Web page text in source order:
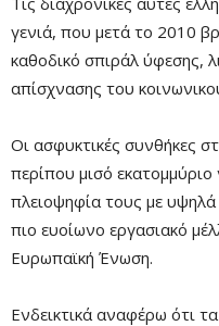
γενιά, που μετά το 2010
καθοδικό σπιράλ ύφεσης,
απίσχνασης του
Οι ασφυκτικές συνθήκες
περίπου μισό
πλειοψηφία τους με
πιο ευοίωνο εργασιακό
Ευρωπαϊκή Ένωση.
Ενδεικτικά αναφέρω ότι